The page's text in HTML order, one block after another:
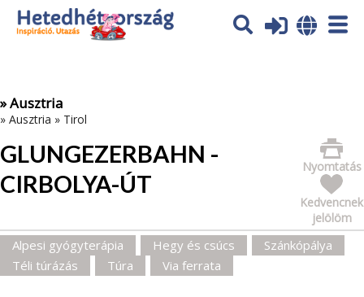
Az oldal sütiket (cookies) használ. További tájékoztatás itt:
Adatvédelmi tájékoztató
» Ausztria
» Ausztria » Tirol
GLUNGEZERBAHN -
CIRBOLYA-ÚT
Nyomtatás
Kedvencnek
jelölöm
Alpesi gyógyterápia Hegy és csúcs
Szánkópálya
Téli túrázás
Túra Via ferrata